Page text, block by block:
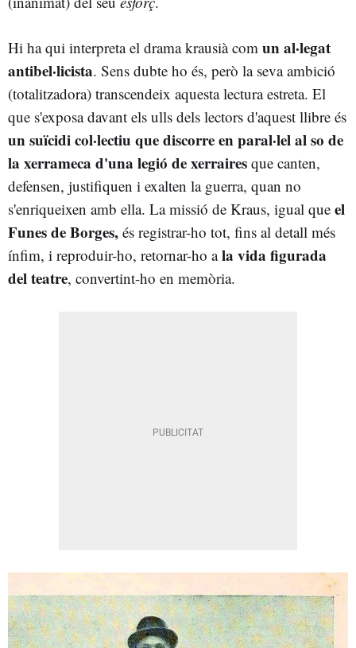
Hi ha qui interpreta el drama krausià com un al·legat
antibel·licista. Sens dubte ho és, però la seva ambició
(totalitzadora) transcendeix aquesta lectura estreta. El
que s'exposa davant els ulls dels lectors d'aquest llibre és
un suïcidi col·lectiu que discorre en paral·lel al so de
la xerrameca d'una legió de xerraires que canten,
defensen, justifiquen i exalten la guerra, quan no
s'enriqueixen amb ella. La missió de Kraus, igual que el
Funes de Borges, és registrar-ho tot, fins al detall més
ínfim, i reproduir-ho, retornar-ho ala vida figurada
del teatre, convertint-ho en memòria.